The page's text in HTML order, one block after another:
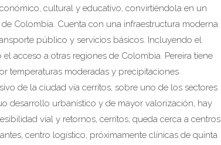
cultural y educativo, convirtiéndola en un
Colombia. Cuenta con una infraestructura moderna
público y servicios básicos. Incluyendo el
acceso a otras regiones de Colombia. Pereira tiene
temperaturas moderadas y precipitaciones
de la ciudad vía cerritos, sobre uno de los sectores
desarrollo urbanístico y de mayor valorización, hay
víal y retornos, cerritos, queda cerca a centros
centro logístico, próximamente clínicas de quinta